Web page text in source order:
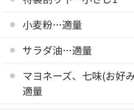
小麦粉…適量
サラダ油…適量
マヨネーズ、七味(お好
適量